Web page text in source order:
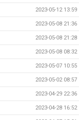
2023-05-12 13:59
2023-05-08 21:36
2023-05-08 21:28
2023-05-08 08:32
2023-05-07 10:55
2023-05-02 08:57
2023-04-29 22:36
2023-04-28 16:52